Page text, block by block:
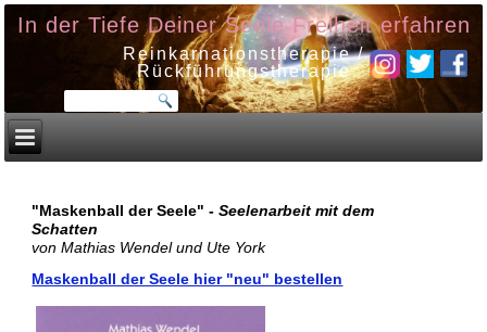
In der Tiefe Deiner Seele Freiheit erfahren
Reinkarnationstherapie /
Rückführungstherapie
"Maskenball der Seele" - Seelenarbeit mit dem
Schatten
von Mathias Wendel und Ute York
Maskenball der Seele hier "neu" bestellen